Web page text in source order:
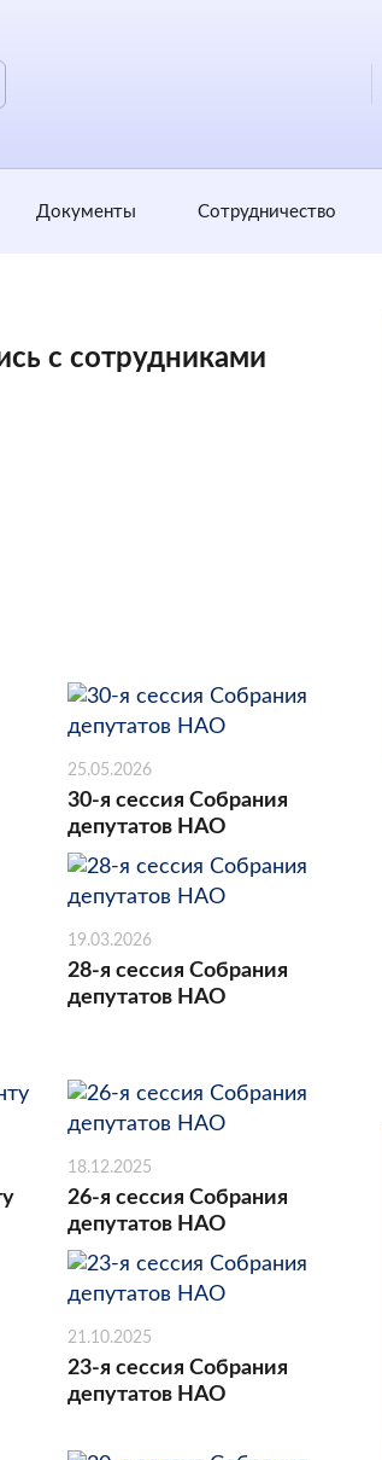
Документы Сотрудничество
с сотрудниками
25.05.2026
30-я сессия Собрания
депутатов НАО
19.03.2026
28-я сессия Собрания
депутатов НАО
18.12.2025
26-я сессия Собрания
депутатов НАО
21.10.2025
23-я сессия Собрания
депутатов НАО